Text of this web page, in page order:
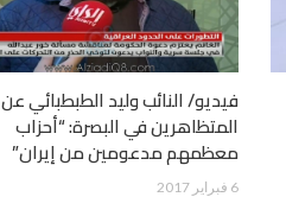
فيديو/ النائب وليد الطبطبائي عن
المتظاهرين في البصرة: “أحزاب
معظمهم مدعومين من إيران”
6 فبراير 2017